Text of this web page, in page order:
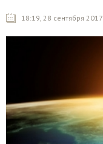
18:19, 28 сентября 2017